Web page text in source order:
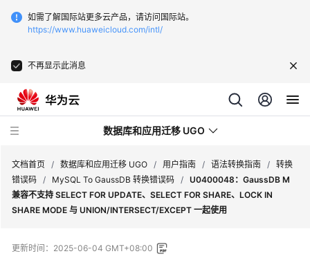
如需了解国际站更多云产品，请访问国际站。
https://www.huaweicloud.com/intl/
不再显示此消息
数据库和应用迁移 UGO
最
态
文档首页 / 数据库和应用迁移 UGO / 用户指南 / 语法转换指南 / 转换
错误码 / MySQL To GaussDB 转换错误码 / U0400048：GaussDB M
兼容不支持 SELECT FOR UPDATE、SELECT FOR SHARE、LOCK IN
SHARE MODE 与 UNION/INTERSECT/EXCEPT 一起使用
更新时间： 2025-06-04 GMT+08:00